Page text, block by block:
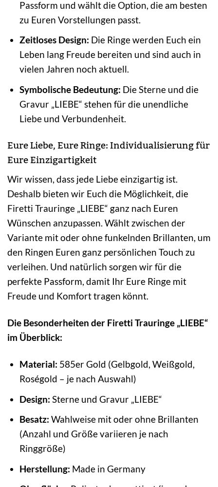
Passform und wählt die Option, die am besten
zu Euren Vorstellungen passt.
Zeitloses Design: Die Ringe werden Euch ein
Leben lang Freude bereiten und sind auch in
vielen Jahren noch aktuell.
Symbolische Bedeutung: Die Sterne und die
Gravur „LIEBE“ stehen für die unendliche
Liebe und Verbundenheit.
Eure Liebe, Eure Ringe: Individualisierung für
Eure Einzigartigkeit
Wir wissen, dass jede Liebe einzigartig ist.
Deshalb bieten wir Euch die Möglichkeit, die
Firetti Trauringe „LIEBE“ ganz nach Euren
Wünschen anzupassen. Wählt zwischen der
Variante mit oder ohne funkelnden Brillanten, um
den Ringen Euren ganz persönlichen Touch zu
verleihen. Und natürlich sorgen wir für die
perfekte Passform, damit Ihr Eure Ringe mit
Freude und Komfort tragen könnt.
Die Besonderheiten der Firetti Trauringe „LIEBE“
im Überblick:
Material: 585er Gold (Gelbgold, Weißgold,
Roségold – je nach Auswahl)
Design: Sterne und Gravur „LIEBE“
Besatz: Wahlweise mit oder ohne Brillanten
(Anzahl und Größe variieren je nach
Ringgröße)
Herstellung: Made in Germany